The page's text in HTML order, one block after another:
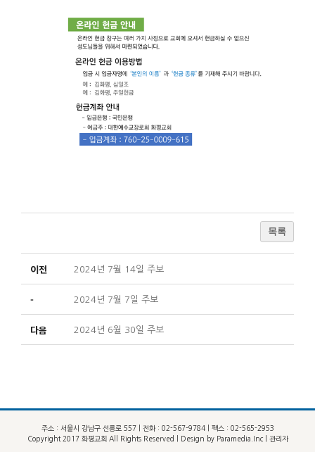
목록
이전 2024년 7월 14일 주보
- 2024년 7월 7일 주보
다음 2024년 6월 30일 주보
주소 : 서울시 강남구 선릉로 557 | 전화 : 02-567-9784 | 팩스 : 02-565-2953
Copyright 2017 화평교회 All Rights Reserved | Design by Paramedia.Inc| 관리자